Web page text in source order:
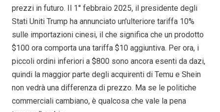
prezzi in futuro. Il 1° febbraio 2025, il presidente degli
Stati Uniti Trump ha annunciato un'ulteriore tariffa 10%
sulle importazioni cinesi, il che significa che un prodotto
$100 ora comporta una tariffa $10 aggiuntiva. Per ora, i
piccoli ordini inferiori a $800 sono ancora esenti da dazi,
quindi la maggior parte degli acquirenti di Temu e Shein
non vedrà una differenza di prezzo. Ma se le politiche
commerciali cambiano, è qualcosa che vale la pena